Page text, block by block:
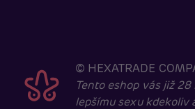
© HEXATRADE
Tento eshop vás již
lepšímu sexu kdekoliv